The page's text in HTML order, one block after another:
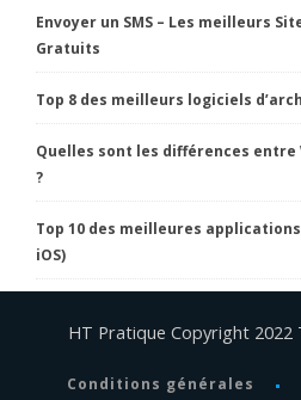
Envoyer un SMS – Les meilleurs
Gratuits
Top 8 des meilleurs logiciels
Quelles sont les différences entre
?
Top 10 des meilleures
iOS)
HT Pratique Copyright 2022
Conditions générales